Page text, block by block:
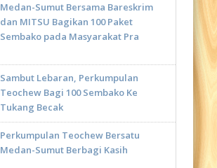
Medan-Sumut Bersama Bareskrim
dan MITSU Bagikan 100 Paket
Sembako pada Masyarakat Pra
Sambut Lebaran, Perkumpulan
Teochew Bagi 100 Sembako Ke
Tukang Becak
Perkumpulan Teochew Bersatu
Medan-Sumut Berbagi Kasih